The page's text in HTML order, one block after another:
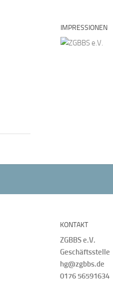
IMPRESSIONEN
KONTAKT
ZGBBS e.V.
Geschäftsstelle
hg@zgbbs.de
0176 56591634